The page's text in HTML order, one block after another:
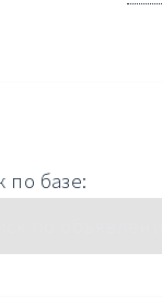
по базе: